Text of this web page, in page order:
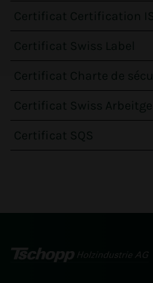
Certificat Certification
Certificat Swiss Label
Certificat Charte de
Certificat Swiss
Certificat SQS